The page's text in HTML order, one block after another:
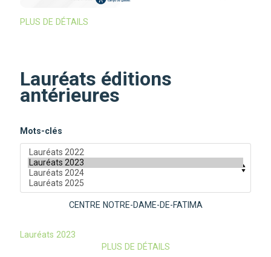
PLUS DE DÉTAILS
Lauréats éditions
antérieures
Mots-clés
CENTRE NOTRE-DAME-DE-FATIMA
Lauréats 2023
PLUS DE DÉTAILS